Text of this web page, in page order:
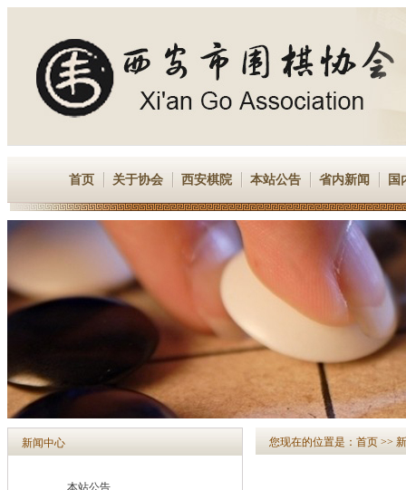
首页 关于协会 西安棋院 本站公告 省内新闻 国
新闻中心
本站公告
您现在的位置是： 首页 >>